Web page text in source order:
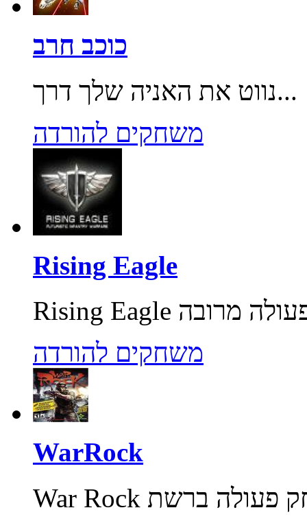
כוכב חרב
נווט את האניה שלך דרך...
משחקים להורדה
Rising Eagle
משחקים להורדה
WarRock